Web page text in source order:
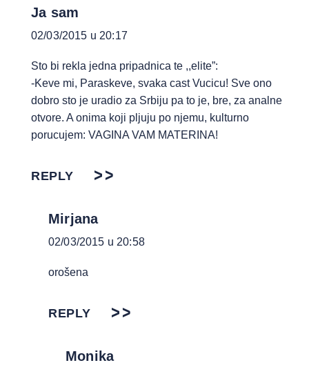
Ja sam
02/03/2015 u 20:17
Sto bi rekla jedna pripadnica te ,,elite”:
-Keve mi, Paraskeve, svaka cast Vucicu! Sve ono
dobro sto je uradio za Srbiju pa to je, bre, za analne
otvore. A onima koji pljuju po njemu, kulturno
porucujem: VAGINA VAM MATERINA!
REPLY
Mirjana
02/03/2015 u 20:58
orošena
REPLY
Monika